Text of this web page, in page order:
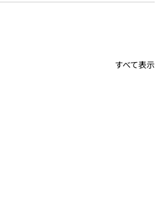
すべて表示